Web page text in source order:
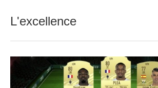
L'excellence